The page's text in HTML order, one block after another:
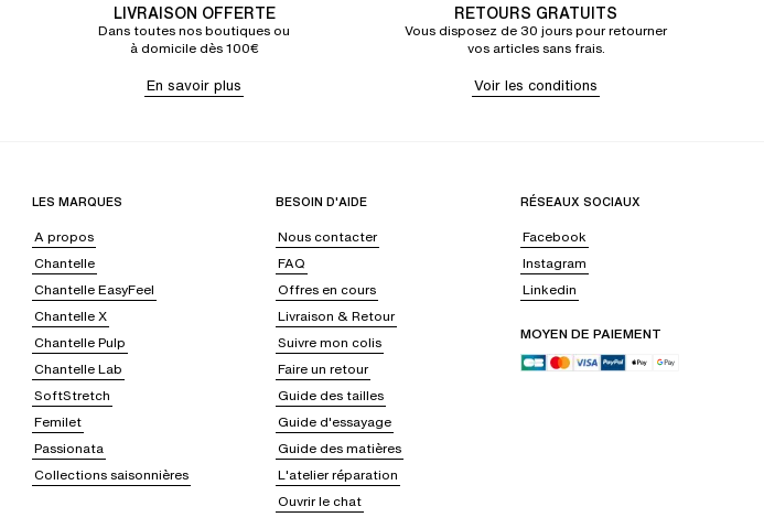
LIVRAISON OFFERTE
Dans toutes nos boutiques ou
à domicile dès 100€
En savoir plus
RETOURS GRATUITS
Vous disposez de 30 jours pour retourner
vos articles sans frais.
Voir les conditions
LES MARQUES
A propos
Chantelle
Chantelle EasyFeel
Chantelle X
Chantelle Pulp
Chantelle Lab
SoftStretch
Femilet
Passionata
Collections saisonnières
BESOIN D'AIDE
Nous contacter
FAQ
Offres en cours
Livraison & Retour
Suivre mon colis
Faire un retour
Guide des tailles
Guide d'essayage
Guide des matières
L'atelier réparation
Ouvrir le chat
RÉSEAUX SOCIAUX
Facebook
Instagram
Linkedin
MOYEN DE PAIEMENT